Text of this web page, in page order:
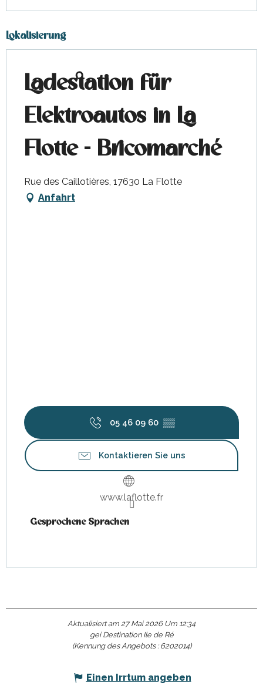
Lokalisierung
Ladestation für
Elektroautos in La
Flotte - Bricomarché
Rue des Caillotières, 17630 La Flotte
Anfahrt
05 46 09 60 ▒▒
Kontaktieren Sie uns
www.laflotte.fr
Gesprochene Sprachen
Gesprochene Sprachen
Aktualisiert am 27 Mai 2026 Um 12:34
gei Destination Ile de Ré
(Kennung des Angebots : 6202014)
Einen Irrtum angeben